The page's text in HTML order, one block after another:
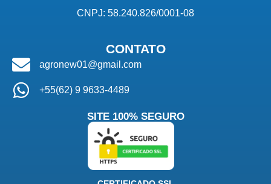
CNPJ: 58.240.826/0001-08
CONTATO
agronew01@gmail.com
+55(62) 9 9633-4489
SITE 100% SEGURO